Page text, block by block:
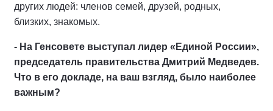
других людей: членов семей, друзей, родных,
близких, знакомых.
- На Генсовете выступал лидер «Единой России»,
председатель правительства Дмитрий Медведев.
Что в его докладе, на ваш взгляд, было наиболее
важным?